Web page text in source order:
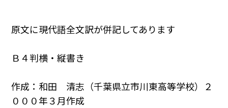
原文に現代語全文訳が併記してあります
Ｂ４判横・縦書き
作成：和田 清志（千葉県立市川東高等学校）２
０００年３月作成